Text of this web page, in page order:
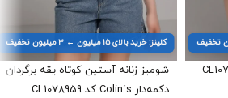
کلینز: خرید بالای ۱۵ میلیون ← ۳ میلیون تخفیف
شومیز زنانه آستین کوتاه یقه برگردان
دکمه‌دار Colin’s کد CL1078959